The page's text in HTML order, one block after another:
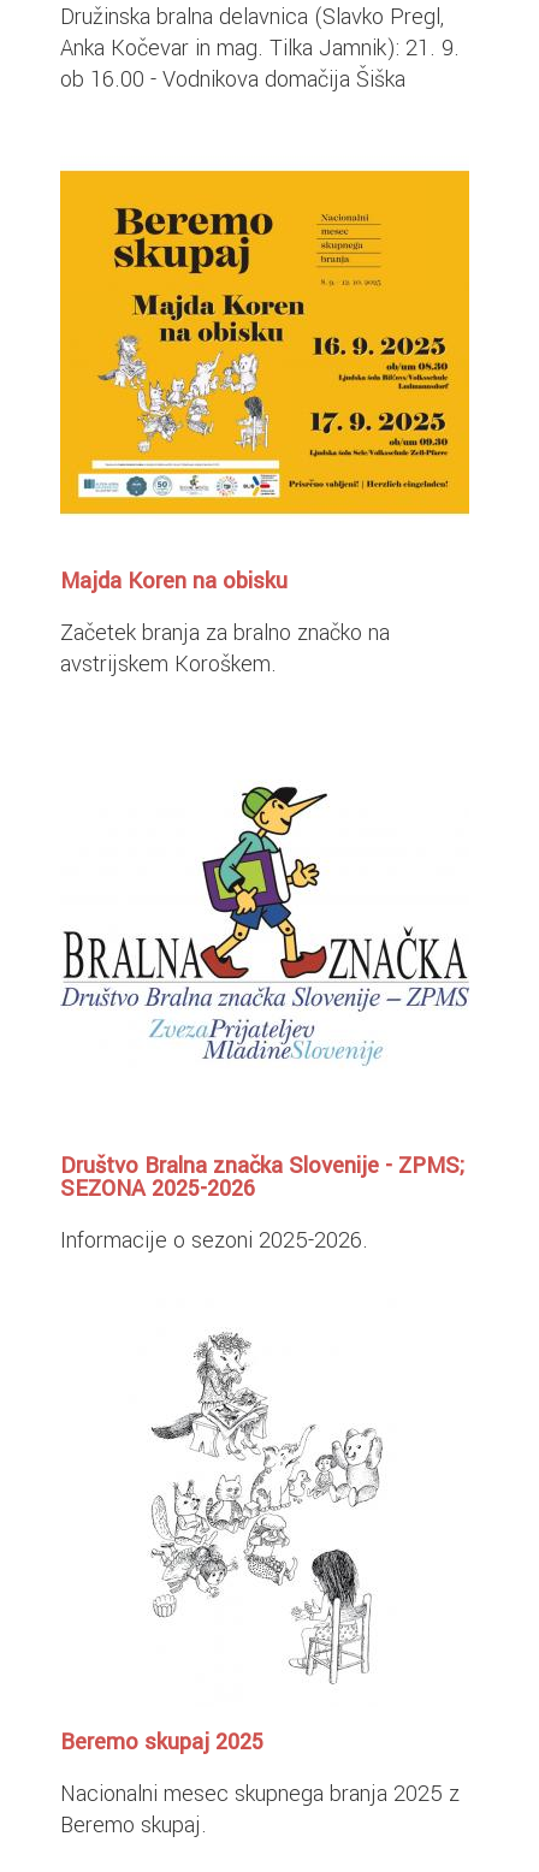
Družinska bralna delavnica (Slavko Pregl,
Anka Kočevar in mag. Tilka Jamnik): 21. 9.
ob 16.00 - Vodnikova domačija Šiška
Majda Koren na obisku
Začetek branja za bralno značko na
avstrijskem Koroškem.
Društvo Bralna značka Slovenije - ZPMS;
SEZONA 2025-2026
Informacije o sezoni 2025-2026.
Beremo skupaj 2025
Nacionalni mesec skupnega branja 2025 z
Beremo skupaj.